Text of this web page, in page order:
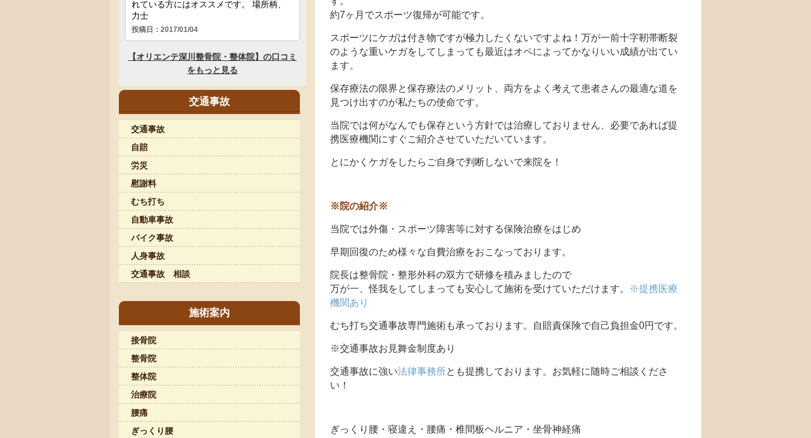
約7ヶ月でスポーツ復帰が可能です。
スポーツにケガは付き物ですが極力したくないですよね！万が一前十字靭帯断裂
のような重いケガをしてしまっても最近はオペによってかなりいい成績が出てい
ます。
保存療法の限界と保存療法のメリット、両方をよく考えて患者さんの最適な道を
見つけ出すのが私たちの使命です。
当院では何がなんでも保存という方針では治療しておりません、必要であれば提
携医療機関にすぐご紹介させていただいています。
とにかくケガをしたらご自身で判断しないで来院を！
※院の紹介※
当院では外傷・スポーツ障害等に対する保険治療をはじめ
早期回復のため様々な自費治療をおこなっております。
院長は整骨院・整形外科の双方で研修を積みましたので
万が一、怪我をしてしまっても安心して施術を受けていただけます。
※提携医療
機関あり
むち打ち交通事故専門施術も承っております。自賠責保険で自己負担金0円です。
※交通事故お見舞金制度あり
交通事故に強い法律事務所とも提携しております。お気軽に随時ご相談くださ
い！
ぎっくり腰・寝違え・腰痛・椎間板ヘルニア・坐骨神経痛
交通事故
交通事故
自賠
労災
慰謝料
むち打ち
自動車事故
バイク事故
人身事故
交通事故 相談
施術案内
接骨院
整骨院
整体院
治療院
腰痛
ぎっくり腰